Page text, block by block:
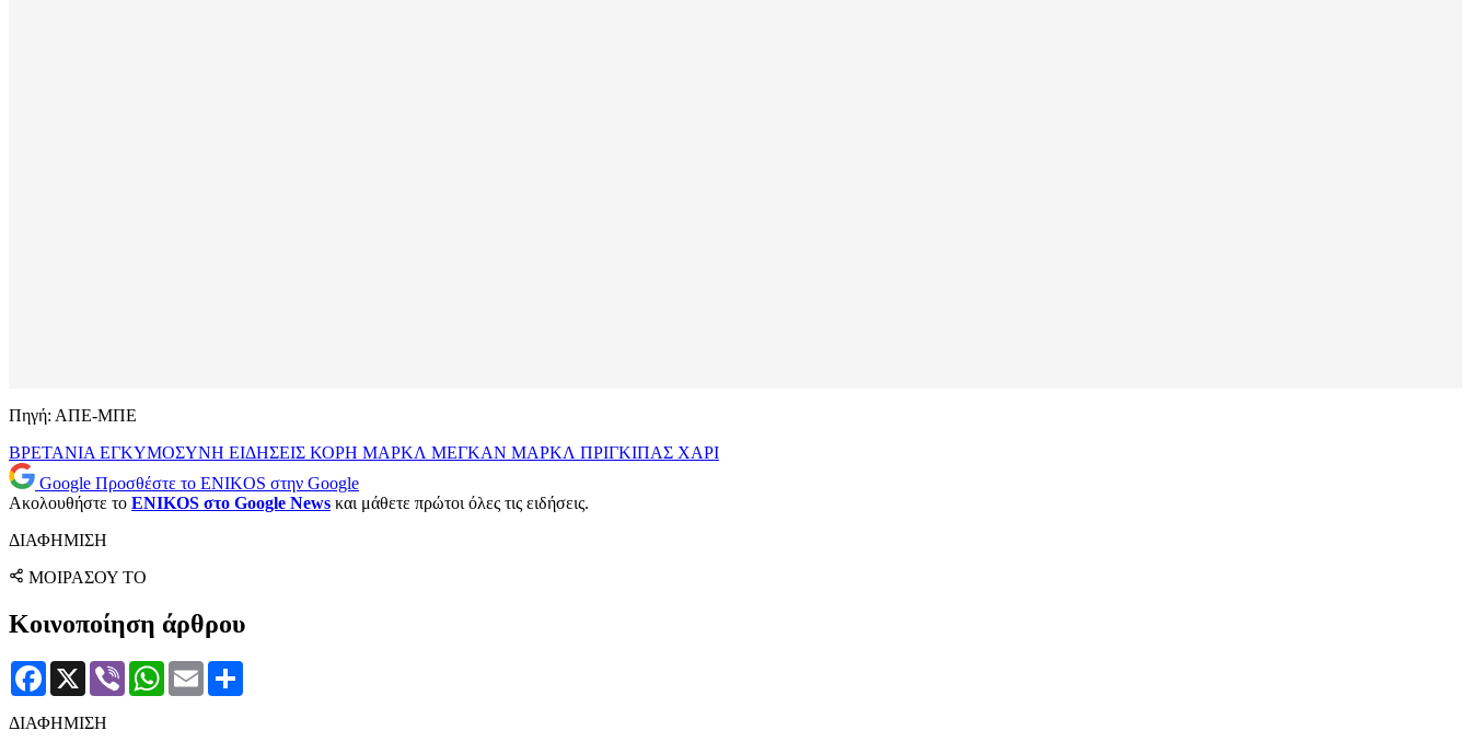
Πηγή: ΑΠΕ-ΜΠΕ
ΒΡΕΤΑΝΙΑ ΕΓΚΥΜΟΣΥΝΗ ΕΙΔΗΣΕΙΣ ΚΟΡΗ ΜΑΡΚΛ ΜΕΓΚΑΝ ΜΑΡΚΛ ΠΡΙΓΚΙΠΑΣ ΧΑΡΙ
Google Προσθέστε το ENIKOS στην Google
Ακολουθήστε το ENIKOS στο Google News και μάθετε πρώτοι όλες τις ειδήσεις.
ΔΙΑΦΗΜΙΣΗ
ΜΟΙΡΑΣΟΥ ΤΟ
Κοινοποίηση άρθρου
Facebook
X Viber WhatsApp
Email
ΔΙΑΦΗΜΙΣΗ